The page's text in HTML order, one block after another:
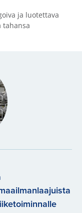
ja luotettava
tahansa